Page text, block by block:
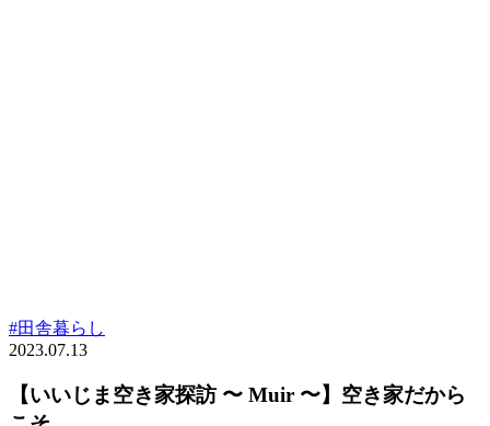
#田舎暮らし
2023.07.13
【いいじま空き家探訪 〜 Muir 〜】空き家だから